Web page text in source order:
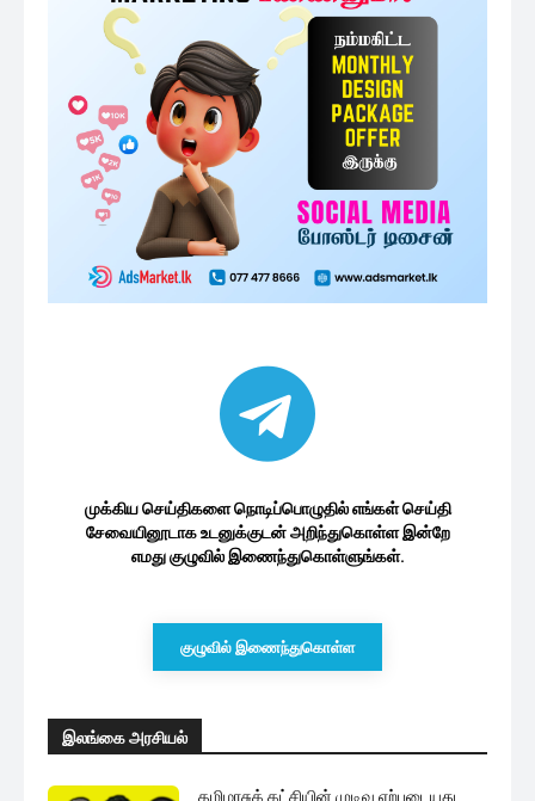
முக்கிய செய்திகளை நொடிப்பொழுதில் எங்கள் செய்தி
சேவையினூடாக உடனுக்குடன் அறிந்துகொள்ள இன்றே
எமது குழுவில் இணைந்துகொள்ளுங்கள்.
குழுவில் இணைந்துகொள்ள
இலங்கை அரசியல்
தமிழரசுக் கட்சியின் முடிவு ஏற்புடையது